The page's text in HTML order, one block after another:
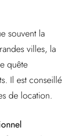
souvent la
villes, la
quête
Il est conseillé
de location.